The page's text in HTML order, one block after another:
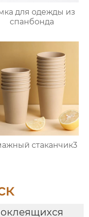
для одежды из
спанбонда
стаканчик3